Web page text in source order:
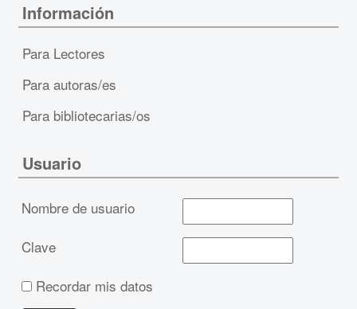
Información
Para Lectores
Para autoras/es
Para bibliotecarias/os
Usuario
Nombre de usuario
Clave
Recordar mis datos